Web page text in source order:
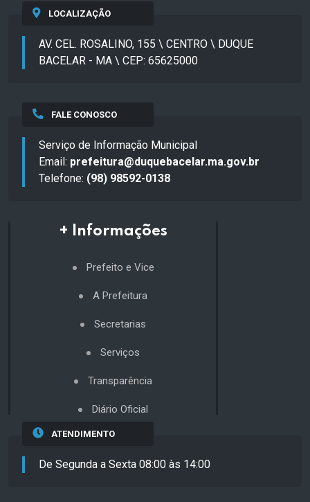
LOCALIZAÇÃO
AV. CEL. ROSALINO, 155 \ CENTRO \ DUQUE
BACELAR - MA \ CEP: 65625000
FALE CONOSCO
Serviço de Informação Municipal
Email: prefeitura@duquebacelar.ma.gov.br
Telefone: (98) 98592-0138
+ Informações
Prefeito e Vice
A Prefeitura
Secretarias
Serviços
Transparência
Diário Oficial
ATENDIMENTO
De Segunda a Sexta 08:00 às 14:00